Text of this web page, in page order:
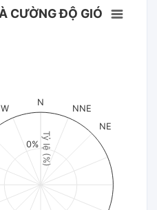
Tỷ lệ (%)
CƯỜNG ĐỘ GIÓ
N
NNE
NE
0%